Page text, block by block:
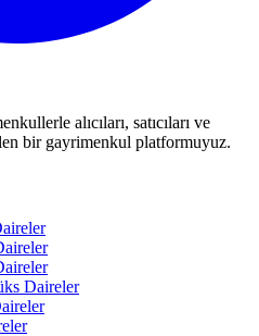
alıcıları, satıcıları ve
bir gayrimenkul platformuyuz.
Daireler